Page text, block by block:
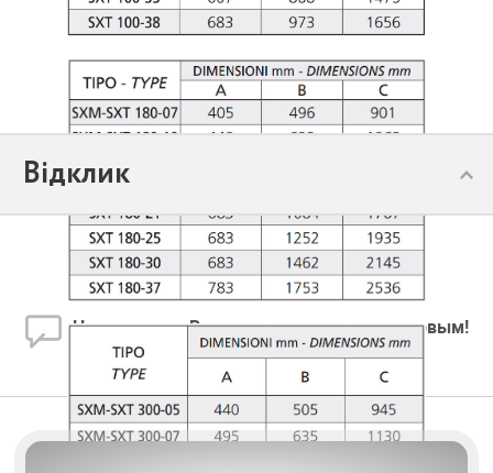
Відклик
Залишити відгук
Нет отзывов. Ваш отзыв может стать первым!